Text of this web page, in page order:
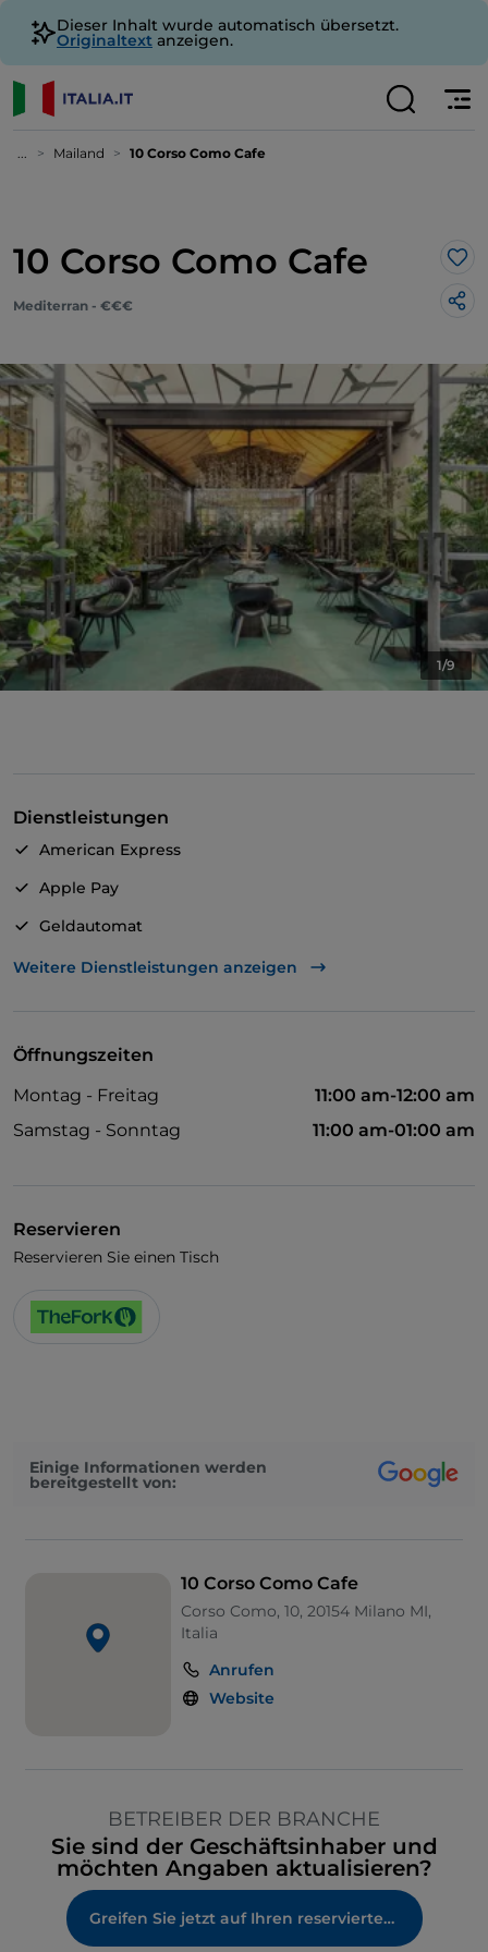
Dieser Inhalt wurde automatisch übersetzt.
Originaltext anzeigen.
... Mailand 10 Corso Como Cafe
10 Corso Como Cafe
Mediterran - €€€
1/9
Dienstleistungen
American Express
Apple Pay
Geldautomat
Mastercard
WLAN
Weitere Dienstleistungen anzeigen
Öffnungszeiten
Montag - Freitag
11:00 am-12:00 am
Samstag - Sonntag
11:00 am-01:00 am
Reservieren
Reservieren Sie einen Tisch
Einige Informationen werden
bereitgestellt von:
10 Corso Como Cafe
Corso Como, 10, 20154 Milano MI,
Italia
Anrufen
Website
BETREIBER DER BRANCHE
Sie sind der Geschäftsinhaber und
möchten Angaben aktualisieren?
Greifen Sie jetzt auf Ihren reservierten Bereich zu